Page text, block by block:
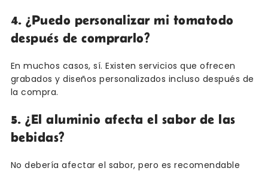
4. ¿Puedo personalizar mi tomatodo
después de comprarlo?
En muchos casos, sí. Existen servicios que ofrecen
grabados y diseños personalizados incluso después de
la compra.
5. ¿El aluminio afecta el sabor de las
bebidas?
No debería afectar el sabor, pero es recomendable